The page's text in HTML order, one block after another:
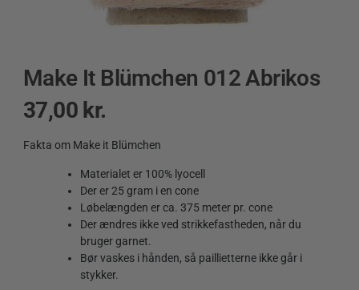
Make It Blümchen 012 Abrikos
37,00 kr.
Fakta om Make it Blümchen
Materialet er 100% lyocell
Der er 25 gram i en cone
Løbelængden er ca. 375 meter pr. cone
Der ændres ikke ved strikkefastheden, når du
bruger garnet.
Bør vaskes i hånden, så paillietterne ikke går i
stykker.